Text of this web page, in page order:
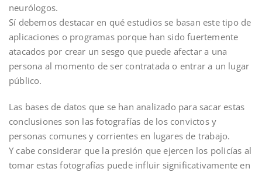
neurólogos.
Sí debemos destacar en qué estudios se basan este tipo de
aplicaciones o programas porque han sido fuertemente
atacados por crear un sesgo que puede afectar a una
persona al momento de ser contratada o entrar a un lugar
público.
Las bases de datos que se han analizado para sacar estas
conclusiones son las fotografías de los convictos y
personas comunes y corrientes en lugares de trabajo.
Y cabe considerar que la presión que ejercen los policías al
tomar estas fotografías puede influir significativamente en